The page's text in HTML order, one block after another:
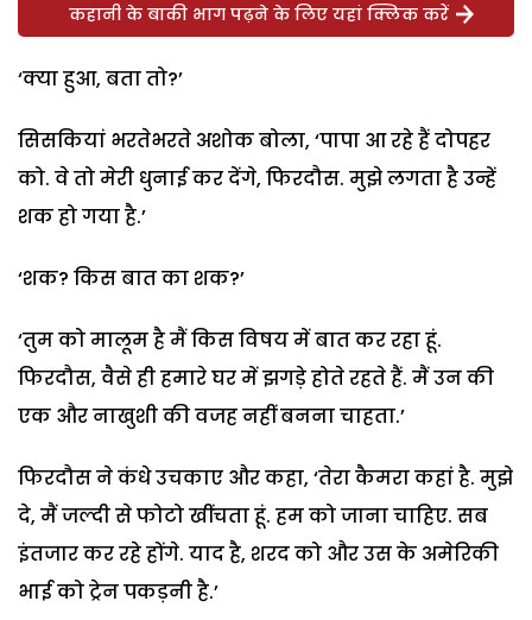
कहानी के बाकी भाग पढ़ने के लिए यहां क्लिक करें
‘क्या हुआ, बता तो?’
सिसकियां भरतेभरते अशोक बोला, ‘पापा आ रहे हैं दोपहर
को. वे तो मेरी धुनाई कर देंगे, फिरदौस. मुझे लगता है उन्हें
शक हो गया है.’
‘शक? किस बात का शक?’
‘तुम को मालूम है मैं किस विषय में बात कर रहा हूं.
फिरदौस, वैसे ही हमारे घर में झगड़े होते रहते हैं. मैं उन की
एक और नाखुशी की वजह नहीं बनना चाहता.’
फिरदौस ने कंधे उचकाए और कहा, ‘तेरा कैमरा कहां है. मुझे
दे, मैं जल्दी से फोटो खींचता हूं. हम को जाना चाहिए. सब
इंतजार कर रहे होंगे. याद है, शरद को और उस के अमेरिकी
भाई को ट्रेन पकड़नी है.’